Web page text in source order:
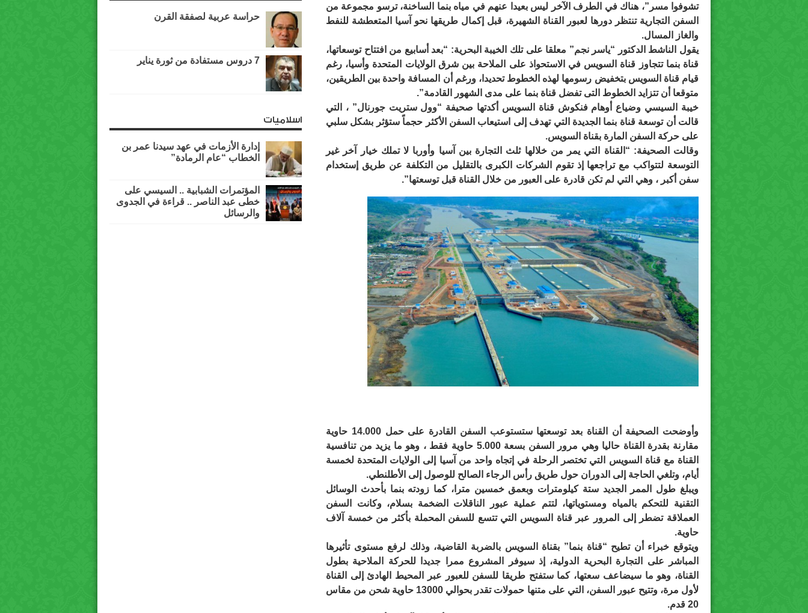
تشوفوا مسر”، هناك في الطرف الآخر ليس بعيدا عنهم في مياه بنما الساخنة، ترسو مجموعة من
السفن التجارية تنتظر دورها لعبور القناة الشهيرة، قبل إكمال طريقها نحو آسيا المتعطشة للنفط
والغاز المسال.
يقول الناشط الدكتور “ياسر نجم” معلقا على تلك الخيبة البحرية: “بعد أسابيع من افتتاح توسعاتها،
قناة بنما تتجاوز قناة السويس في الاستحواذ على الملاحة بين شرق الولايات المتحدة وأسيا، رغم
قيام قناة السويس بتخفيض رسومها لهذه الخطوط تحديدا، ورغم أن المسافة واحدة بين الطريقين،
متوقعا أن تتزايد الخطوط التى تفضل قناة بنما على مدى الشهور القادمة”.
خيبة السيسي وضياع أوهام فنكوش قناة السويس أكدتها صحيفة “وول ستريت جورنال” ، التي
قالت أن توسعة قناة بنما الجديدة التي تهدف إلى استيعاب السفن الأكثر حجماً ستؤثر بشكل سلبي
على حركة السفن المارة بقناة السويس.
وقالت الصحيفة: “القناة التي يمر من خلالها ثلث التجارة بين آسيا وأوربا لا تملك خيار آخر غير
التوسعة لتتواكب مع تراجعها إذ تقوم الشركات الكبرى بالتقليل من التكلفة عن طريق إستخدام
سفن أكبر ، وهي التي لم تكن قادرة على العبور من خلال القناة قبل توسعتها”.
وأوضحت الصحيفة أن القناة بعد توسعتها ستستوعب السفن القادرة على حمل 14.000 حاوية
مقارنة بقدرة القناة حاليا وهي مرور السفن بسعة 5.000 حاوية فقط ، وهو ما يزيد من تنافسية
القناة مع قناة السويس التي تختصر الرحلة في إتجاه واحد من آسيا إلى الولايات المتحدة لخمسة
أيام، وتلغي الحاجة إلى الدوران حول طريق رأس الرجاء الصالح للوصول إلى الأطلنطي.
ويبلغ طول الممر الجديد ستة كيلومترات وبعمق خمسين مترا، كما زودته بنما بأحدث الوسائل
التقنية للتحكم بالمياه ومستوياتها، لتتم عملية عبور الناقلات الضخمة بسلام، وكانت السفن
العملاقة تضطر إلى المرور عبر قناة السويس التي تتسع للسفن المحملة بأكثر من خمسة آلاف
حاوية.
ويتوقع خبراء أن تطيح “قناة بنما” بقناة السويس بالضربة القاضية، وذلك لرفع مستوى تأثيرها
المباشر على التجارة البحرية الدولية، إذ سيوفر المشروع ممرا جديدا للحركة الملاحية بطول
القناة، وهو ما سيضاعف سعتها، كما ستفتح طريقا للسفن للعبور عبر المحيط الهادئ إلى القناة
لأول مرة، وتتيح عبور السفن، التي على متنها حمولات تقدر بحوالي 13000 حاوية شحن من مقاس
20 قدم.
حراسة عربية لصفقة القرن
7 دروس مستفادة من ثورة يناير
اسلاميات
إدارة الأزمات في عهد سيدنا عمر بن
الخطاب “عام الرمادة”
المؤتمرات الشبابية .. السيسي على
خطى عبد الناصر .. قراءة في الجدوى
والرسائل